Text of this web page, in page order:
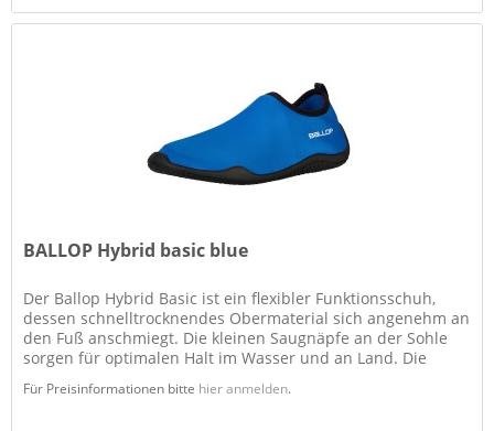
BALLOP Hybrid basic blue
Der Ballop Hybrid Basic ist ein flexibler Funktionsschuh,
dessen schnelltrocknendes Obermaterial sich angenehm an
den Fuß anschmiegt. Die kleinen Saugnäpfe an der Sohle
sorgen für optimalen Halt im Wasser und an Land. Die
Für Preisinformationen bitte hier anmelden.